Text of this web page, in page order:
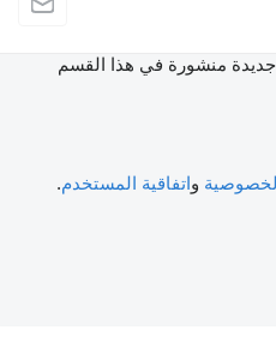
منشورة في هذا القسم
واتفاقية المستخدم.